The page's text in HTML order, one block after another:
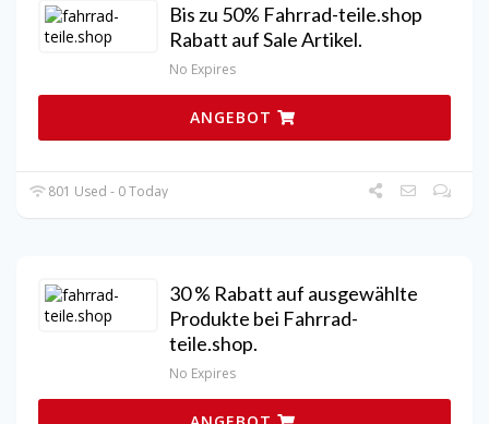
Bis zu 50% Fahrrad-teile.shop
Rabatt auf Sale Artikel.
No Expires
ANGEBOT
801 Used - 0 Today
30 % Rabatt auf ausgewählte
Produkte bei Fahrrad-
teile.shop.
No Expires